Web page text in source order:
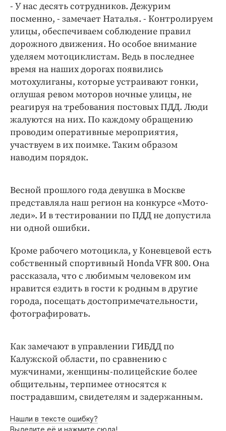
- У нас десять сотрудников. Дежурим
посменно, - замечает Наталья. - Контролируем
улицы, обеспечиваем соблюдение правил
дорожного движения. Но особое внимание
уделяем мотоциклистам. Ведь в последнее
время на наших дорогах появились
мотохулиганы, которые устраивают гонки,
оглушая ревом моторов ночные улицы, не
реагируя на требования постовых ПДД. Люди
жалуются на них. По каждому обращению
проводим оперативные мероприятия,
участвуем в их поимке. Таким образом
наводим порядок.
Весной прошлого года девушка в Москве
представляла наш регион на конкурсе «Мото-
леди». И в тестировании по ПДД не допустила
ни одной ошибки.
Кроме рабочего мотоцикла, у Коневцевой есть
собственный спортивный Honda VFR 800. Она
рассказала, что с любимым человеком им
нравится ездить в гости к родным в другие
города, посещать достопримечательности,
фотографировать.
Как замечают в управлении ГИБДД по
Калужской области, по сравнению с
мужчинами, женщины-полицейские более
общительны, терпимее относятся к
пострадавшим, свидетелям и задержанным.
Нашли в тексте ошибку?